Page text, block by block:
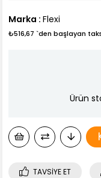
Marka : Flexi
₺516,67 `den başlayan
Ürün
TAVSIYE ET